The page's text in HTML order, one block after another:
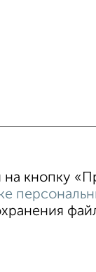
В новом
Севастополь, улица
кнопку